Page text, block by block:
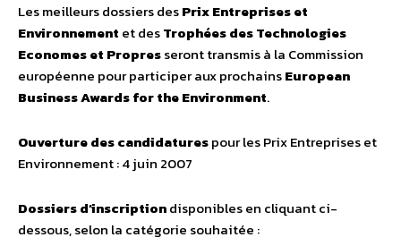
Les meilleurs dossiers desPrix Entreprises et
Environnement et desTrophées des Technologies
Economes et Propresseront transmis à la Commission
européenne pour participer aux prochainsEuropean
Business Awards for the Environment.
Ouverture des candidaturespour les Prix Entreprises et
Environnement : 4 juin 2007
Dossiers d’inscriptiondisponibles en cliquant ci-
dessous, selon la catégorie souhaitée :